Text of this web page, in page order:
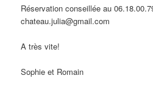
Réservation conseillée au
chateau.julia@gmail.com
A très vite!
Sophie et Romain